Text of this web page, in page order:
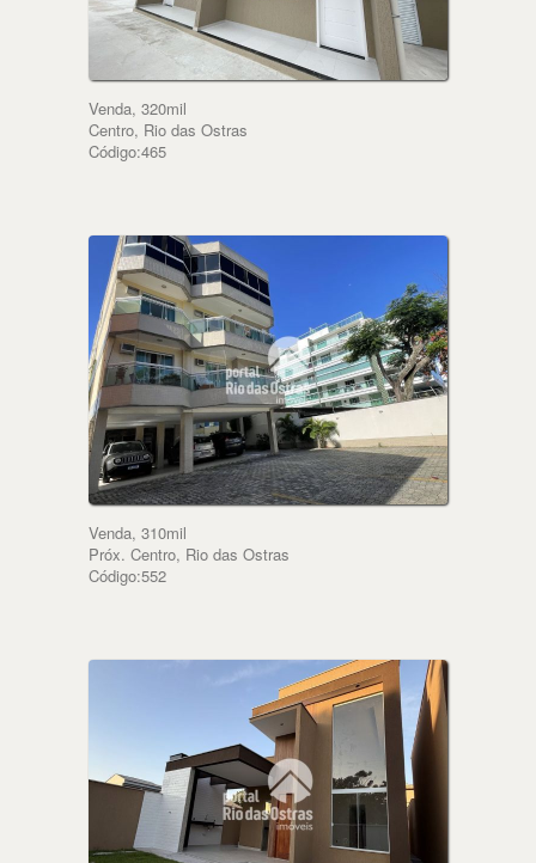
Venda, 320mil
Centro, Rio das Ostras
Código:465
Venda, 310mil
Próx. Centro, Rio das Ostras
Código:552